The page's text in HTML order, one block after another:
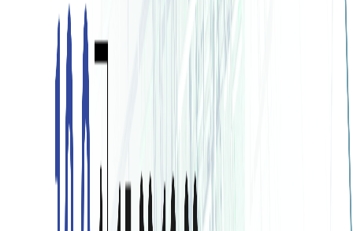
技術者が育て 技術者を育てる
ログイン新規登録
ホーム